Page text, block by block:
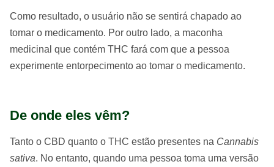
Como resultado, o usuário não se sentirá chapado ao
tomar o medicamento. Por outro lado, a maconha
medicinal que contém THC fará com que a pessoa
experimente entorpecimento ao tomar o medicamento.
De onde eles vêm?
Tanto o CBD quanto o THC estão presentes na Cannabis
sativa. No entanto, quando uma pessoa toma uma versão